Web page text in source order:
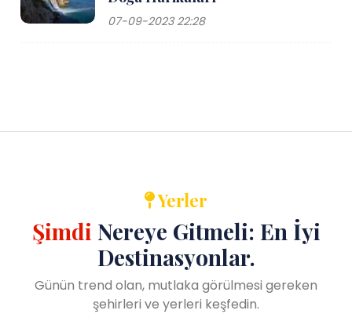
07-09-2023 22:28
Yerler
Şimdi Nereye Gitmeli: En İyi
Destinasyonlar.
Günün trend olan, mutlaka görülmesi gereken
şehirleri ve yerleri keşfedin.